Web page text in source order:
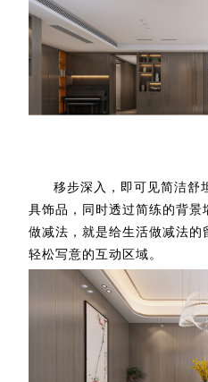
移步深入，即可见简洁舒
具饰品，同时透过简练的背
做减法，就是给生活做减法
轻松写意的互动区域。